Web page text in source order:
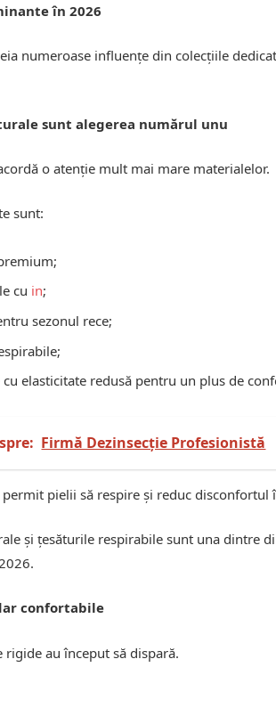
în 2026
numeroase influențe din colecțiile
sunt alegerea numărul unu
o atenție mult mai mare materialelor.
sunt:
cu in;
sezonul rece;
elasticitate redusă pentru un plus de
Firmă Dezinsecție Profesionistă
permit pielii să respire și reduc
și țesăturile respirabile sunt una dintre
confortabile
rigide au început să dispară.